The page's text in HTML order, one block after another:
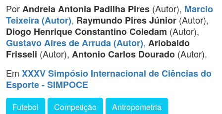
PorAndreia Antonia Padilha Pires (Autor), Marcio
Teixeira (Autor), Raymundo Pires Júnior (Autor),
Diogo Henrique Constantino Coledam (Autor),
Gustavo Aires de Arruda (Autor), Ariobaldo
Frisseli (Autor), Antonio Carlos Dourado (Autor).
Em XXXV Simpósio Internacional de Ciências do
Esporte - SIMPOCE
Futebol Competição
Antropometria